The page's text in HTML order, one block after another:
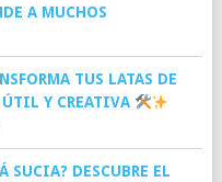
A MUCHOS
TUS LATAS DE
Y CREATIVA
SUCIA? DESCUBRE EL